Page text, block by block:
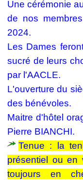
Une cérémonie
de nos
2024.
Les Dames
sucré de leurs
par l'AACLE.
L'ouverture du
des bénévoles.
Maitre d'hôtel
Pierre BIANCHI.
Tenue : la
présentiel ou en
toujours en